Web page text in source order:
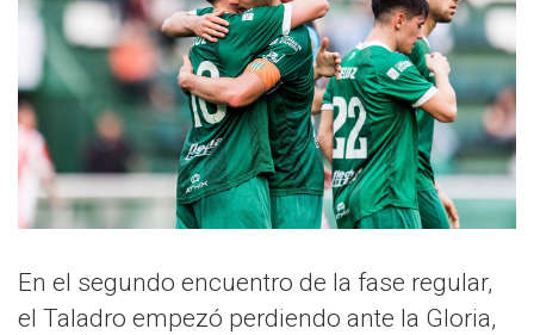
En el segundo encuentro de la fase regular,
el Taladro empezó perdiendo ante la Gloria,